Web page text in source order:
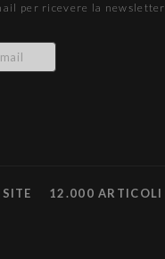
per ricevere la newsletter
12.000 ARTICOLI